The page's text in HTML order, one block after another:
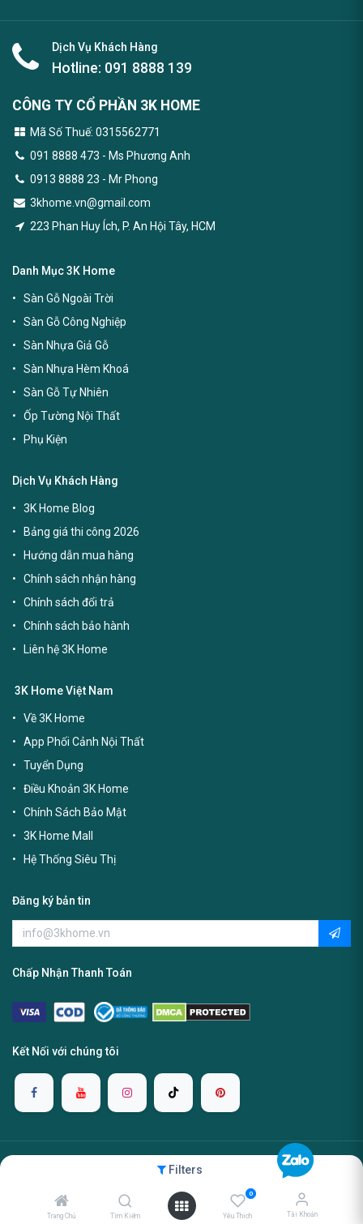
Filters
Trang Chủ Tìm Kiếm
0
Yêu Thich Tài Khoản
Dịch Vụ Khách Hàng
Hotline: 091 8888 139
CÔNG TY CỔ PHẦN 3K HOME
Mã Số Thuế: 0315562771
091 8888 473 - Ms Phương Anh
0913 8888 23 - Mr Phong
3khome.vn@gmail.com
223 Phan Huy Ích, P. An Hội Tây, HCM
Danh Mục 3K Home
Sàn Gỗ Ngoài Trời
Sàn Gỗ Công Nghiệp
Sàn Nhựa Giả Gỗ
Sàn Nhựa Hèm Khoá
Sàn Gỗ Tự Nhiên
Ốp Tường Nội Thất
Phụ Kiện
Dịch Vụ Khách Hàng
3K Home Blog
Bảng giá thi công 2026
Hướng dẫn mua hàng
Chính sách nhận hàng
Chính sách đổi trả
Chính sách bảo hành
Liên hệ 3K Home
3K Home Việt Nam
Về 3K Home
App Phối Cảnh Nội Thất
Tuyển Dụng
Điều Khoản 3K Home
Chính Sách Bảo Mật
3K Home Mall
Hệ Thống Siêu Thị
Đăng ký bản tin
Chấp Nhận Thanh Toán
Kết Nối với chúng tôi
Copyright ©2025 3K Home Warehouse. Tất cả các quyền được